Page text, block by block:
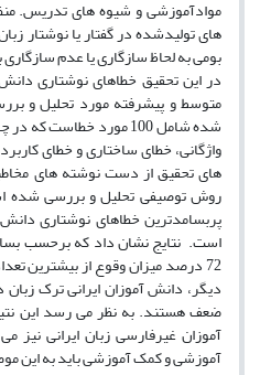
موادآموزشی و شیوه های تدریس.
های تولیدشده در گفتار یا نوشتار
بومی به لحاظ سازگاری یا عدم
در این تحقیق خطاهای نوشتاری
متوسط و پیشرفته مورد تحلیل و
شده شامل 100 مورد خطاست
واژگانی، خطای ساختاری و خطای
های تحقیق از دست نوشته های
روش توصیفی تحلیل و بررسی شده
پربسامدترین خطاهای نوشتاری
است. نتایج نشان داد که برحسب
72 درصد میزان وقوع از بیشترین
دیگر، دانش آموزان ایرانی ترک
ضعف هستند. به نظر می رسد این
آموزان غیرفارسی زبان ایرانی نیز
آموزشی و کمک آموزشی باید به این